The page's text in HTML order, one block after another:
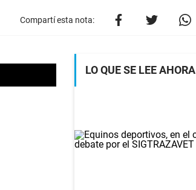
Compartí esta nota:
LO QUE SE LEE AHORA